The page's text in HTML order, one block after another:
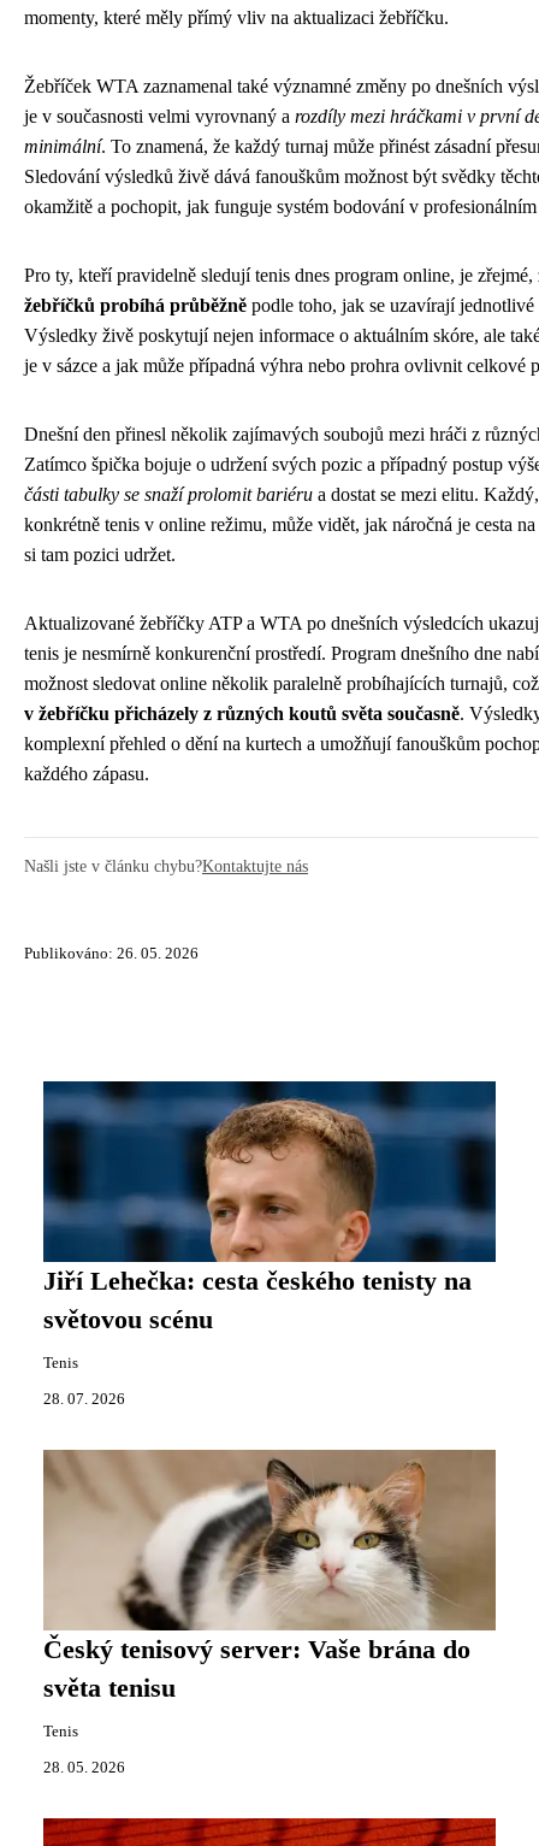
momenty, které měly přímý vliv na aktualizaci žebříčku.
Žebříček WTA zaznamenal také významné změny po dnešních
je v současnosti velmi vyrovnaný a rozdíly mezi hráčkami v první
minimální. To znamená, že každý turnaj může přinést zásadní
Sledování výsledků živě dává fanouškům možnost být svědky
okamžitě a pochopit, jak funguje systém bodování v profesionálním
Pro ty, kteří pravidelně sledují tenis dnes program online, je
žebříčků probíhá průběžně podle toho, jak se uzavírají jednotlivé
Výsledky živě poskytují nejen informace o aktuálním skóre, ale
je v sázce a jak může případná výhra nebo prohra ovlivnit celkové
Dnešní den přinesl několik zajímavých soubojů mezi hráči z
Zatímco špička bojuje o udržení svých pozic a případný postup
části tabulky se snaží prolomit bariéru a dostat se mezi elitu.
konkrétně tenis v online režimu, může vidět, jak náročná je cesta
si tam pozici udržet.
Aktualizované žebříčky ATP a WTA po dnešních výsledcích
tenis je nesmírně konkurenční prostředí. Program dnešního dne
možnost sledovat online několik paralelně probíhajících turnajů,
v žebříčku přicházely z různých koutů světa současně.
komplexní přehled o dění na kurtech a umožňují fanouškům
každého zápasu.
Našli jste v článku chybu?Kontaktujte nás
Publikováno: 26. 05. 2026
Jiří Lehečka: cesta českého tenisty na
světovou scénu
Tenis
28. 07. 2026
Český tenisový server: Vaše brána do
světa tenisu
Tenis
28. 05. 2026